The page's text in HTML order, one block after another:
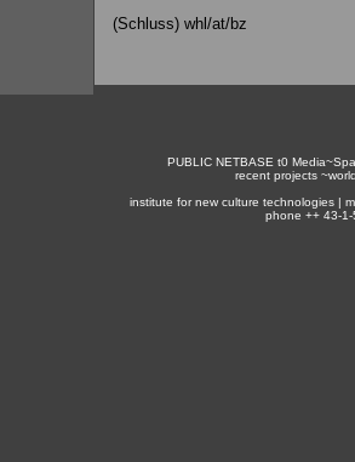
(Schluss) whl/at/bz
PUBLIC NETBASE t0
recent projects ~
institute for new culture technologies |
phone ++ 43-